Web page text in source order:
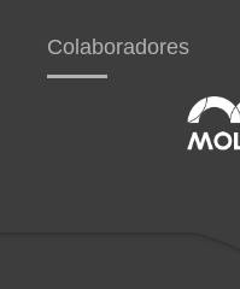
Colaboradores